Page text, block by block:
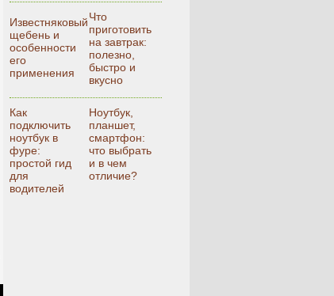
Известняковый
щебень и
особенности
его
применения
Что
приготовить
на завтрак:
полезно,
быстро и
вкусно
Как
подключить
ноутбук в
фуре:
простой гид
для
водителей
Ноутбук,
планшет,
смартфон:
что выбрать
и в чем
отличие?